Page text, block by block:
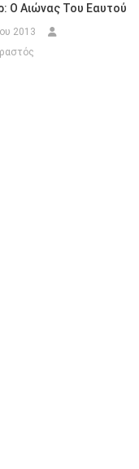
Ο Αιώνας Του Εαυτού
2013